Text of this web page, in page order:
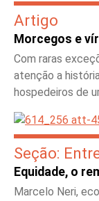
Artigo
Morcegos e
Com raras
atenção a
hospedeiros de
Seção:
Equidade, o
Marcelo Neri,